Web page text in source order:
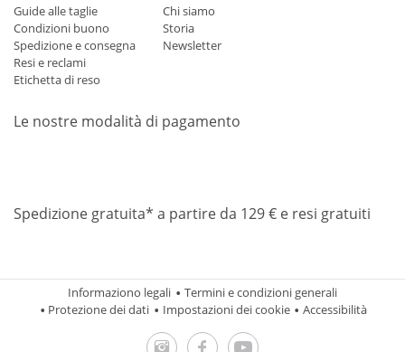
Guide alle taglie
Condizioni buono
Spedizione e consegna
Resi e reclami
Etichetta di reso
Chi siamo
Storia
Newsletter
Le nostre modalità di pagamento
Spedizione gratuita* a partire da 129 € e resi gratuiti
Informaziono legali
Termini e condizioni generali
Protezione dei dati
Impostazioni dei cookie Accessibilità